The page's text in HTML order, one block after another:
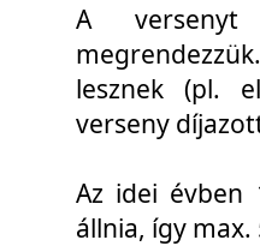
A versenyt
lesznek (pl.
verseny
Az idei évben
állnia, így